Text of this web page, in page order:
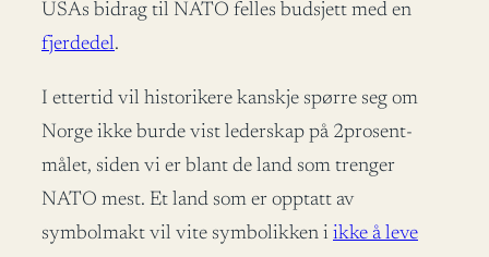
USAs bidrag til NATO felles budsjett med en
fjerdedel.
I ettertid vil historikere kanskje spørre seg om
Norge ikke burde vist lederskap på 2prosent-
målet, siden vi er blant de land som trenger
NATO mest. Et land som er opptatt av
symbolmakt vil vite symbolikken i ikke å leve